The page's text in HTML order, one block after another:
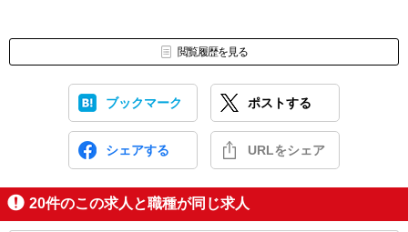
閲覧履歴を見る
ブックマーク ポストする
シェアする URLをシェア
20件のこの求人と職種が同じ求人